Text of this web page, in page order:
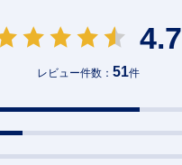
4.7
レビュー件数： 51件